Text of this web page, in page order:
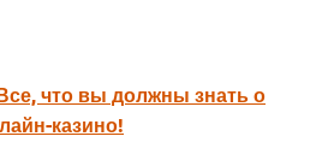
что вы должны знать о
казино!